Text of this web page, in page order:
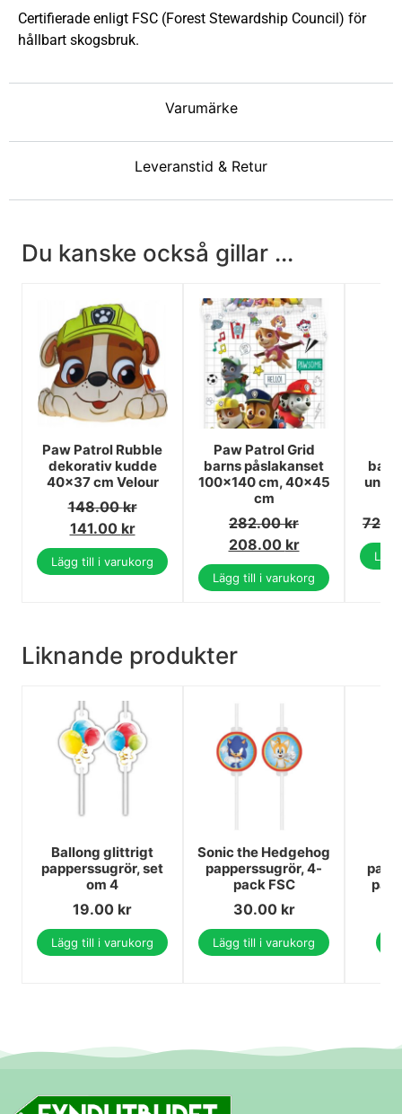
Varumärke
Leveranstid & Retur
Certifierade enligt FSC (Forest Stewardship Council) för
hållbart skogsbruk.
Du kanske också gillar ...
Paw Patrol Rubble
dekorativ kudde
40x37 cm Velour
148.00kr
141.00 kr
Lägg till i varukorg
Paw Patrol Grid
barns påslakanset
100×140 cm, 40×45
cm
282.00kr
208.00 kr
Lägg till i varukorg
Liknande produkter
Ballong glittrigt
papperssugrör, set
om 4
19.00 kr
Lägg till i varukorg
Sonic the Hedgehog
papperssugrör, 4-
pack FSC
30.00 kr
Lägg till i varukorg